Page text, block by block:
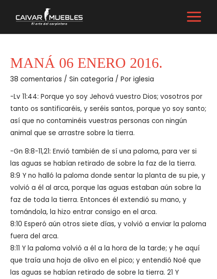
MAIN
MANÁ 06 ENERO 2016.
38 comentarios /Sin categoría / Poriglesia
-Lv 11:44: Porque yo soy Jehová vuestro Dios; vosotros por
tanto os santificaréis, y seréis santos, porque yo soy santo;
así que no contaminéis vuestras personas con ningún
animal que se arrastre sobre la tierra.
-Gn 8:8-11,21: Envió también de sí una paloma, para ver si
las aguas se habían retirado de sobre la faz de la tierra.
8:9 Y no halló la paloma donde sentar la planta de su pie, y
volvió a él al arca, porque las aguas estaban aún sobre la
faz de toda la tierra. Entonces él extendió su mano, y
tomándola, la hizo entrar consigo en el arca.
8:10 Esperó aún otros siete días, y volvió a enviar la paloma
fuera del arca.
8:11 Y la paloma volvió a él a la hora de la tarde; y he aquí
que traía una hoja de olivo en el pico; y entendió Noé que
las aguas se habían retirado de sobre la tierra. 21 Y